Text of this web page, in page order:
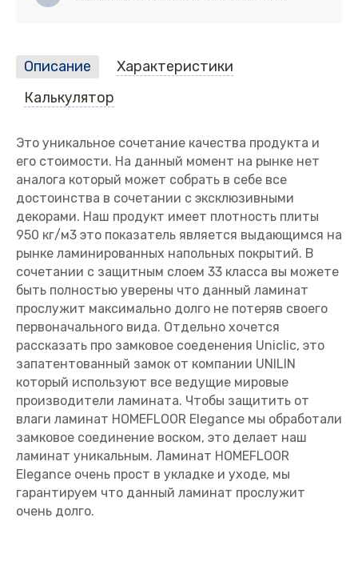
Описание
Характеристики
Калькулятор
Это уникальное сочетание качества продукта и
его стоимости. На данный момент на рынке нет
аналога который может собрать в себе все
достоинства в сочетании с эксклюзивными
декорами. Наш продукт имеет плотность плиты
950 кг/м3 это показатель является выдающимся на
рынке ламинированных напольных покрытий. В
сочетании с защитным слоем 33 класса вы можете
быть полностью уверены что данный ламинат
прослужит максимально долго не потеряв своего
первоначального вида. Отдельно хочется
рассказать про замковое соеденения Uniclic, это
запатентованный замок от компании UNILIN
который используют все ведущие мировые
производители ламината. Чтобы защитить от
влаги ламинат HOMEFLOOR Elegance мы обработали
замковое соединение воском, это делает наш
ламинат уникальным. Ламинат HOMEFLOOR
Elegance очень прост в укладке и уходе, мы
гарантируем что данный ламинат прослужит
очень долго.